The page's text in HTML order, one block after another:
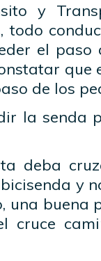
y
todo
el paso
que
de los
la senda
deba
y
una buena
cruce